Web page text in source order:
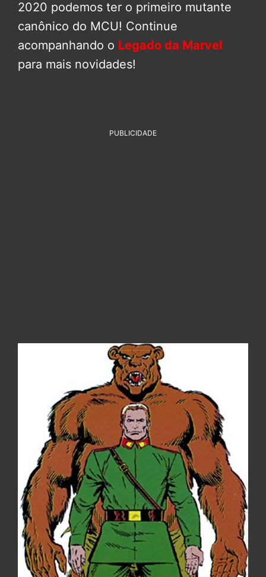
2020 podemos ter o primeiro mutante
canônico do MCU! Continue
acompanhando o Legado da Marvel
para mais novidades!
PUBLICIDADE